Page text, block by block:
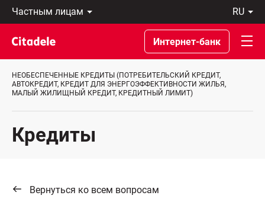
Частным
лицам
Предприятиям
Private
Banking
О
банке
C
ru
Latviski
По-
русски
In
English
Интернет-банк
НЕОБЕСПЕЧЕННЫЕ КРЕДИТЫ (ПОТРЕБИТЕЛЬСКИЙ КРЕДИТ,
АВТОКРЕДИТ, КРЕДИТ ДЛЯ ЭНЕРГОЭФФЕКТИВНОСТИ ЖИЛЬЯ,
МАЛЫЙ ЖИЛИЩНЫЙ КРЕДИТ, КРЕДИТНЫЙ ЛИМИТ)
Кредиты
Вернуться ко всем вопросам